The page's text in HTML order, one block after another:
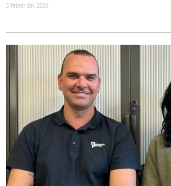
3 febrer del 2026